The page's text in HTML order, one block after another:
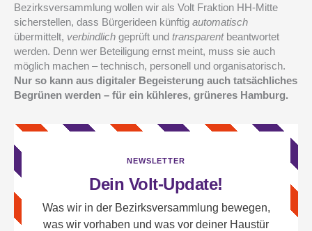
Bezirksversammlung wollen wir als Volt Fraktion HH-Mitte
sicherstellen, dass Bürgerideen künftig automatisch
übermittelt, verbindlich geprüft und transparentbeantwortet
werden. Denn wer Beteiligung ernst meint, muss sie auch
möglich machen – technisch, personell und organisatorisch.
Nur so kann aus digitaler Begeisterung auch tatsächliches
Begrünen werden – für ein kühleres, grüneres Hamburg.
NEWSLETTER
Dein Volt-Update!
Was wir in der Bezirksversammlung bewegen,
was wir vorhaben und was vor deiner Haustür